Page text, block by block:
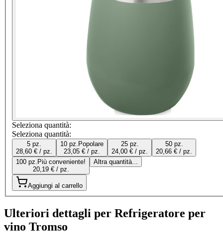
Seleziona quantità:
Seleziona quantità:
5 pz.
28,60 € / pz.
10 pz. Popolare
23,05 € / pz.
25 pz.
24,00 € / pz.
50 pz.
20,66 € / pz.
100 pz. Più conveniente!
20,19 € / pz.
Altra quantità...
Aggiungi al carrello
Ulteriori dettagli per Refrigeratore per
vino Tromso